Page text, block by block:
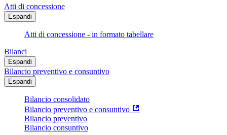
Atti di concessione
Espandi
Atti di concessione - in formato tabellare
Bilanci
Espandi
Bilancio preventivo e consuntivo
Espandi
Bilancio consolidato
Bilancio preventivo e consuntivo
Bilancio preventivo
Bilancio consuntivo